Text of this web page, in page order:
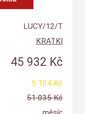
LUCY/12/T
KRATKI
45 932 Kč
5 104 Kč
51 035 Kč